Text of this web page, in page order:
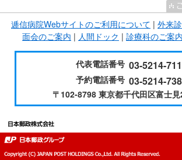
ま
ー
で
す。
逓信病院Webサイトのご利用について | 外来
面会のご案内 | 人間ドック | 診療科のご案内
代表電話番号 03-5214-
予約電話番号 03-5214-
〒102-8798 東京都千代田区富士